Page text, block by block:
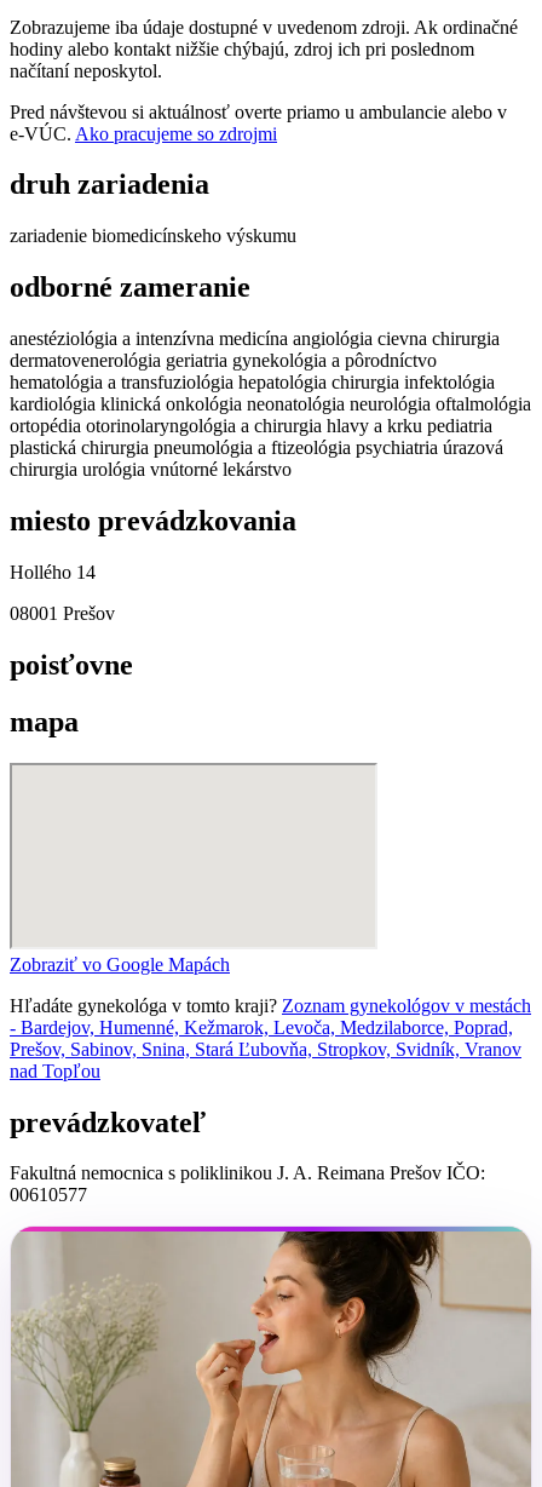
Zobrazujeme iba údaje dostupné v uvedenom zdroji. Ak ordinačné
hodiny alebo kontakt nižšie chýbajú, zdroj ich pri poslednom
načítaní neposkytol.
Pred návštevou si aktuálnosť overte priamo u ambulancie alebo v
e‑VÚC. Ako pracujeme so zdrojmi
druh zariadenia
zariadenie biomedicínskeho výskumu
odborné zameranie
anestéziológia a intenzívna medicína angiológia cievna chirurgia
dermatovenerológia geriatria gynekológia a pôrodníctvo
hematológia a transfuziológia hepatológia chirurgia infektológia
kardiológia klinická onkológia neonatológia neurológia oftalmológia
ortopédia otorinolaryngológia a chirurgia hlavy a krku pediatria
plastická chirurgia pneumológia a ftizeológia psychiatria úrazová
chirurgia urológia vnútorné lekárstvo
miesto prevádzkovania
Hollého 14
08001 Prešov
poisťovne
mapa
Zobraziť vo Google Mapách
Hľadáte gynekológa v tomto kraji? Zoznam gynekológov v mestách
- Bardejov, Humenné, Kežmarok, Levoča, Medzilaborce, Poprad,
Prešov, Sabinov, Snina, Stará Ľubovňa, Stropkov, Svidník, Vranov
nad Topľou
prevádzkovateľ
Fakultná nemocnica s poliklinikou J. A. Reimana Prešov IČO:
00610577